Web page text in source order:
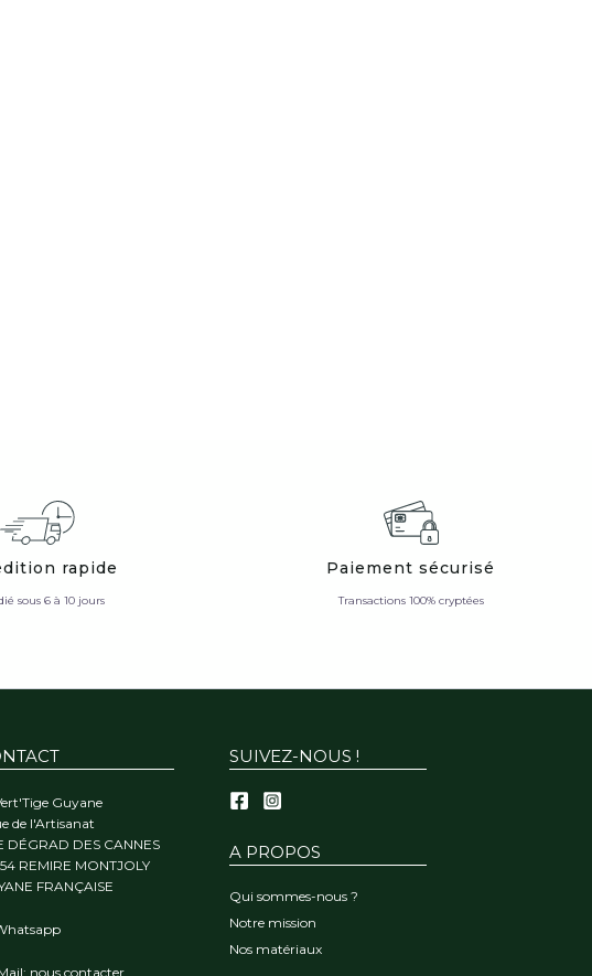
rapide
sous 6 à 10 jours
Paiement sécurisé
Transactions 100% cryptées
Guyane
de l'Artisanat
DÉGRAD DES CANNES
REMIRE MONTJOLY
FRANÇAISE
nous contacter.
SUIVEZ-NOUS !
A PROPOS
Qui sommes-nous ?
Notre mission
Nos matériaux